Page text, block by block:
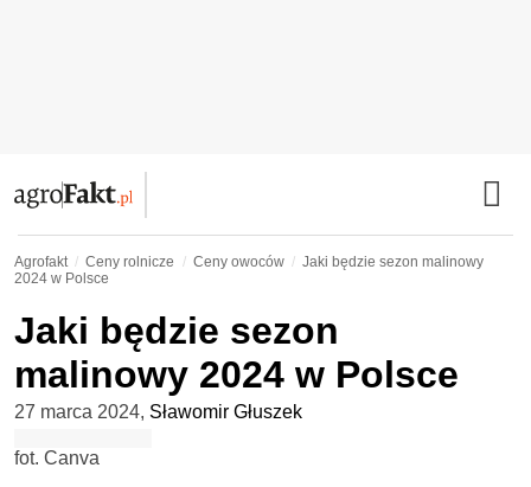
Agrofakt Ceny rolnicze Ceny owoców
Jaki będzie sezon malinowy
2024 w Polsce
Jaki będzie sezon
malinowy 2024 w Polsce
27 marca 2024, Sławomir Głuszek
fot. Canva